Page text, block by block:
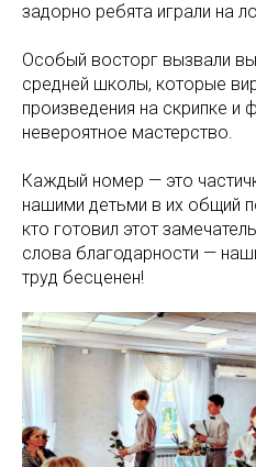
задорно ребята играли на
Особый восторг вызвали
средней школы, которые
произведения на скрипке и
невероятное мастерство.
Каждый номер — это
нашими детьми в их общий
кто готовил этот
слова благодарности —
труд бесценен!